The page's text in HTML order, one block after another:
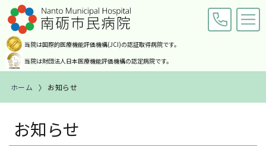
当院は国際的医療機能評価機構(JCI)の認証取得病院です。
当院は財団法人日本医療機能評価機構の認定病院です。
交通アクセス お問い合わせ
ホーム
ホーム お知らせ
お知らせ